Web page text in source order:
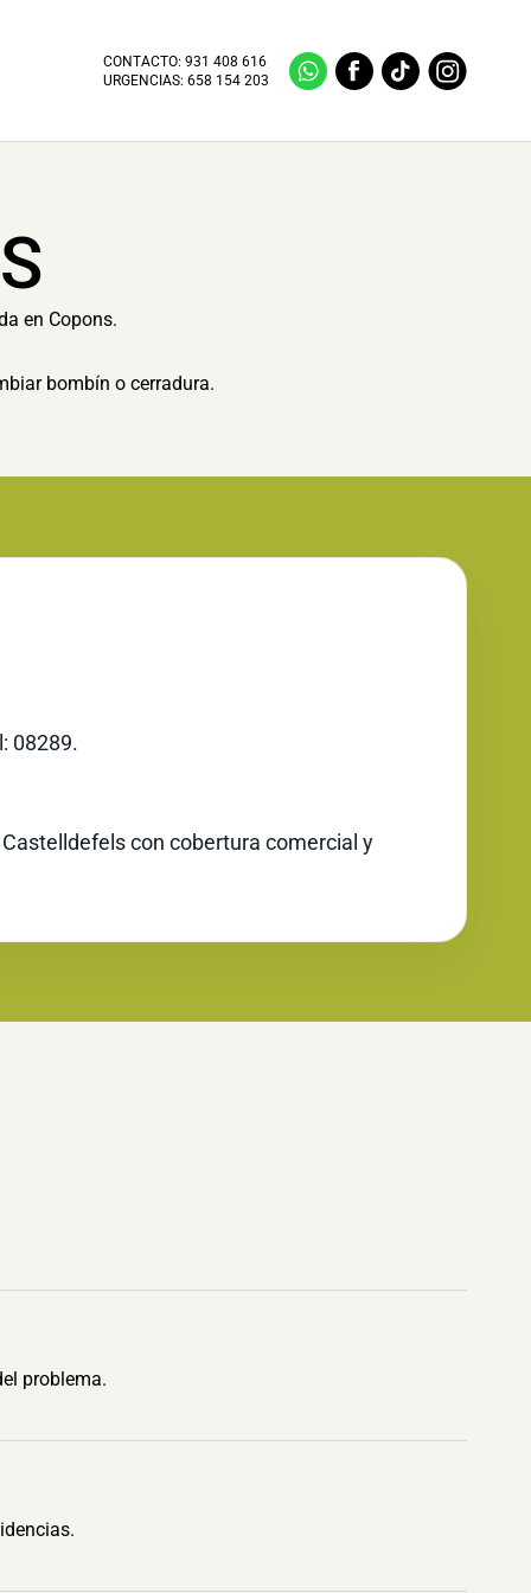
CONTACTO:931 408 616
URGENCIAS:658 154 203
en Copons.
bombín o cerradura.
08289.
con cobertura comercial y
problema.